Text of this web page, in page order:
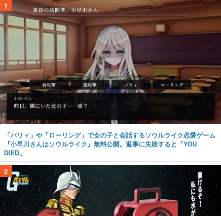
1
「パリィ」や「ローリング」で女の子と会話するソウルライク恋愛ゲーム
『小早川さんはソウルライク』無料公開。返事に失敗すると「YOU
DIED」
2